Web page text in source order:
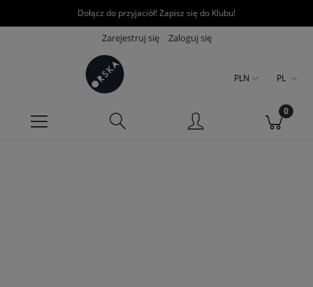
Dołącz do przyjaciół! Zapisz się do Klubu!
Zarejestruj się Zaloguj się
PLN PL